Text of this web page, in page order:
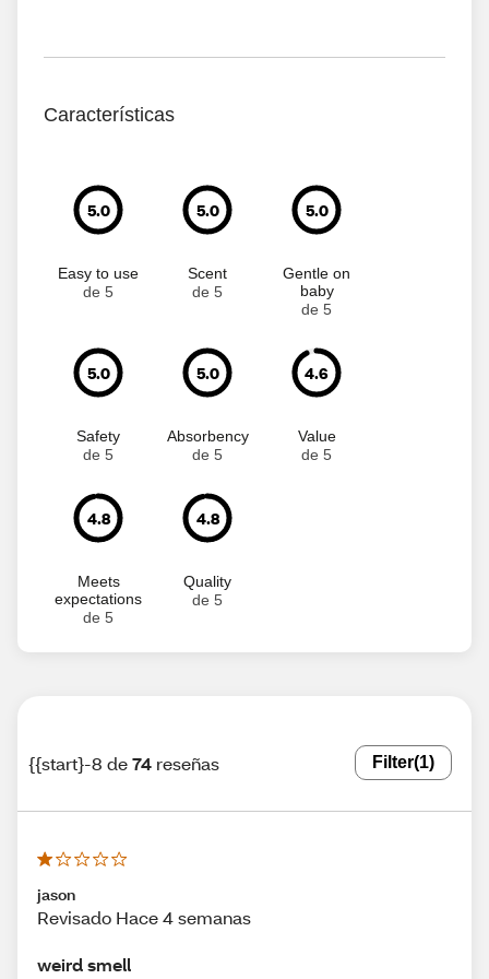
Características
5.0
Easy to use
de 5
5.0
Scent
de 5
5.0
Gentle on
baby
de 5
5.0
Safety
de 5
5.0
Absorbency
de 5
4.6
Value
de 5
4.8
Meets
expectations
de 5
4.8
Quality
de 5
{{start}-8 de74 reseñas Filter(1)
jason
Revisado Hace 4 semanas
weird smell